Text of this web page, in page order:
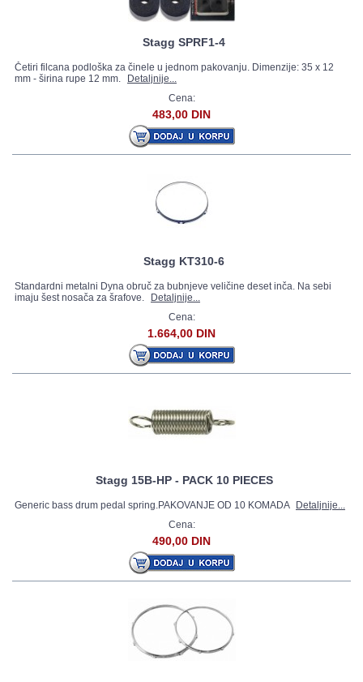
Stagg SPRF1-4
Četiri filcana podloška za činele u jednom pakovanju. Dimenzije: 35 x 12
mm - širina rupe 12 mm.
Detaljnije...
Cena:
483,00 DIN
Stagg KT310-6
Standardni metalni Dyna obruč za bubnjeve veličine deset inča. Na sebi
imaju šest nosača za šrafove.
Detaljnije...
Cena:
1.664,00 DIN
Stagg 15B-HP - PACK 10 PIECES
Generic bass drum pedal spring.PAKOVANJE OD 10 KOMADA
Detaljnije...
Cena:
490,00 DIN